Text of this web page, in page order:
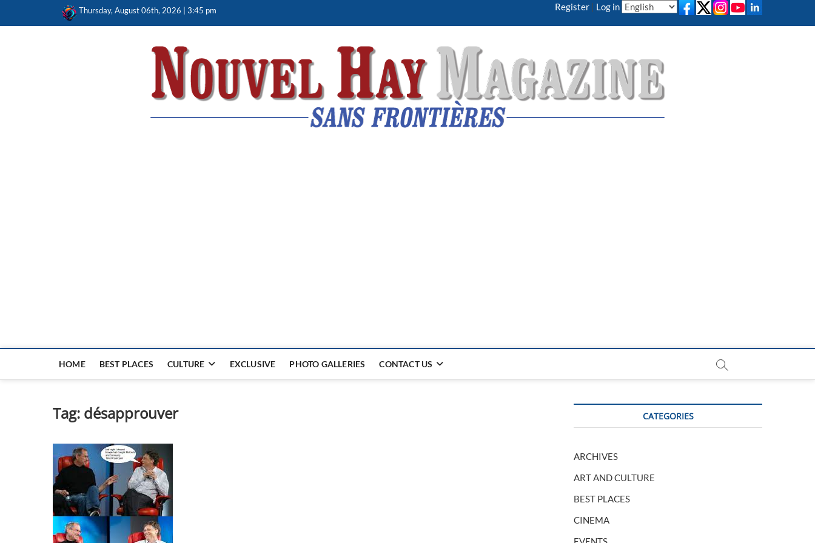
Thursday, August 06th, 2026 | 3:45 pm Register | Log in
HOME BEST PLACES CULTURE EXCLUSIVE PHOTO GALLERIES CONTACT US
Tag: désapprouver CATEGORIES
ARCHIVES
ART AND CULTURE
BEST PLACES
CINEMA